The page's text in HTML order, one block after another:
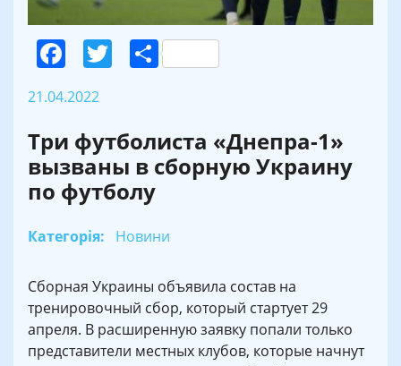
Facebook
Twitter
Поділитися
21.04.2022
Три футболиста «Днепра-1»
вызваны в сборную Украину
по футболу
Категорія: Новини
Сборная Украины объявила состав на
тренировочный сбор, который стартует 29
апреля. В расширенную заявку попали только
представители местных клубов, которые начнут